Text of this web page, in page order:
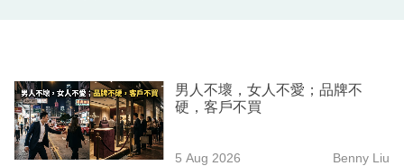
商
業
科
男人不壞，女人不愛；品牌不
硬，客戶不買
5 Aug 2026 Benny Liu